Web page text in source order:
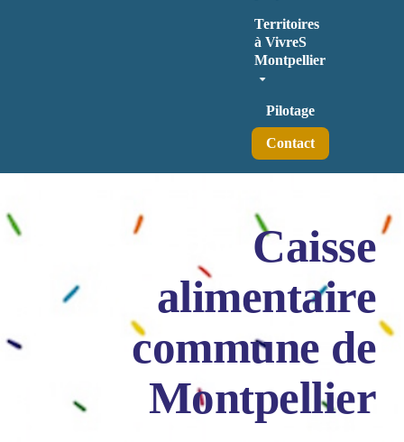
Territoires
à VivreS
Montpellier
Pilotage
Contact
Caisse
alimentaire
commune de
Montpellier